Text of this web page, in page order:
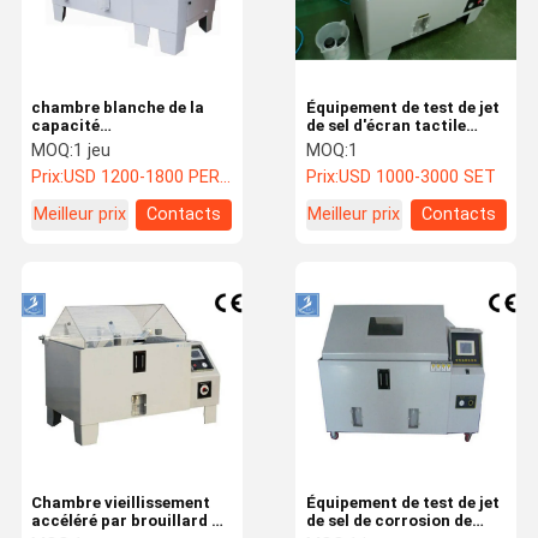
Équipement de test de jet
de sel d'écran tactile
d'affichage à cristaux
liquides pour l'essai
environnemental avec le
MOQ:1
Prix:USD 1000-3000 SET
Meilleur prix
Contacts
chambre blanche de la
capacité
90cm*60cm*50cm de
l'équipement de test 270L
de jet de sel de PVC 220v
MOQ:1 jeu
Prix:USD 1200-1800 PER SET
Meilleur prix
Contacts
Équipement de test de jet
de sel de corrosion de
Chambre vieillissement
accéléré par brouillard de